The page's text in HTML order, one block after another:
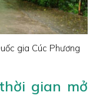
gia Cúc Phương
gian mở